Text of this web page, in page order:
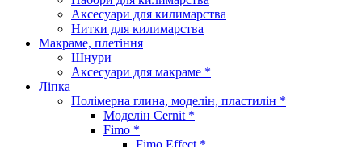
Аксесуари для килимарства
Нитки для килимарства
Макраме, плетіння
Шнури
Аксесуари для макраме *
Ліпка
Полімерна глина, моделін, пластилін *
Моделін Cernit *
Fimo *
Fimo Effect *